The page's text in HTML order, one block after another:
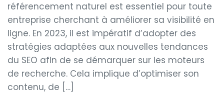
référencement naturel est essentiel pour toute
entreprise cherchant à améliorer sa visibilité en
ligne. En 2023, il est impératif d’adopter des
stratégies adaptées aux nouvelles tendances
du SEO afin de se démarquer sur les moteurs
de recherche. Cela implique d’optimiser son
contenu, de […]